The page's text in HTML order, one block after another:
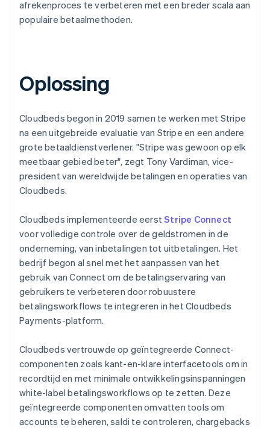
afrekenproces te verbeteren met een breder scala aan
populaire betaalmethoden.
Oplossing
Cloudbeds begon in 2019 samen te werken met Stripe
na een uitgebreide evaluatie van Stripe en een andere
grote betaaldienstverlener. "Stripe was gewoon op elk
meetbaar gebied beter", zegt Tony Vardiman, vice-
president van wereldwijde betalingen en operaties van
Cloudbeds.
Cloudbeds implementeerde eerstStripe Connect
voor volledige controle over de geldstromen in de
onderneming, van inbetalingen tot uitbetalingen. Het
bedrijf begon al snel met het aanpassen van het
gebruik van Connect om de betalingservaring van
gebruikers te verbeteren door robuustere
betalingsworkflows te integreren in het Cloudbeds
Payments-platform.
Cloudbeds vertrouwde op geïntegreerde Connect-
componenten zoals kant-en-klare interfacetools om in
recordtijd en met minimale ontwikkelingsinspanningen
white-label betalingsworkflows op te zetten. Deze
geïntegreerde componenten omvatten tools om
accounts te beheren, saldi te controleren, chargebacks